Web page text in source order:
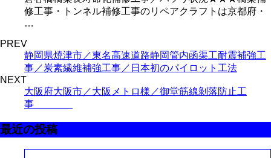
修工事・トンネル補修工事のリペアクラフトは京都府・
…
PREV
静岡県焼津市／東名高速道路静岡管内函渠工耐震補強工
事／炭素繊維補強工事／日本初のパイロット工法
NEXT
大阪府大阪市／大阪メトロ様／御堂筋線剝落防止工
事
最近の投稿